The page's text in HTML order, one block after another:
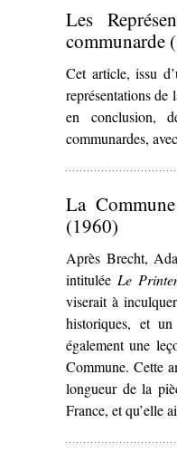
Les
communarde
Cet article, issu
représentations de
en conclusion,
communardes,
La Commune
(1960)
Après Brecht,
intitulée Le
viserait à
historiques, et
également une
Commune. Cette
longueur de la
France, et qu’elle